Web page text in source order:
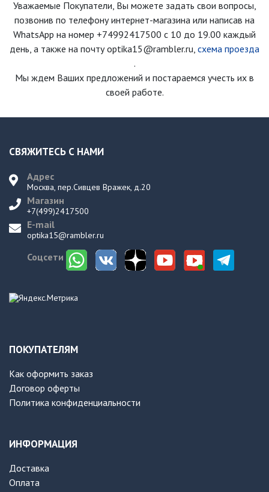
Уважаемые Покупатели, Вы можете задать свои вопросы,
позвонив по телефону интернет-магазина или написав на
WhatsApp на номер +74992417500 с 10 до 19.00 каждый
день, а также на почту optika15@rambler.ru, схема проезда
.
Мы ждем Ваших предложений и постараемся учесть их в
своей работе.
СВЯЖИТЕСЬ С НАМИ
Адрес
Москва, пер.Сивцев Вражек, д.20
Магазин
+7(499)2417500
E-mail
optika15@rambler.ru
Соцсети
ПОКУПАТЕЛЯМ
Как оформить заказ
Договор оферты
Политика конфиденциальности
ИНФОРМАЦИЯ
Доставка
Оплата